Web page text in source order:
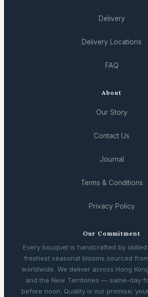
Delivery
Delivery Locations
FAQ
About
Our Story
Contact Us
Journal
Terms & Conditions
Privacy Policy
Our Commitment
Every bouquet is handcrafted by
freshest seasonal blooms sourced
worldwide. We deliver across Hong
and the New Territories — same-day
before noon. Quality is our promise;